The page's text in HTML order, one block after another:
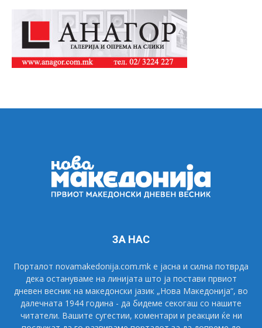
ЗА НАС
Порталот novamakedonija.com.mk е јасна и силна потврда
дека остануваме на линијата што ја постави првиот
дневен весник на македонски јазик „Нова Македонија“, во
далечната 1944 година - да бидеме секогаш со нашите
читатели. Вашите сугестии, коментари и реакции ќе ни